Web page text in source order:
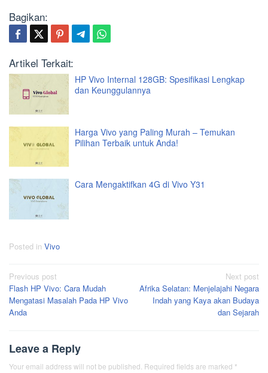
Bagikan:
Artikel Terkait:
HP Vivo Internal 128GB: Spesifikasi Lengkap
dan Keunggulannya
Harga Vivo yang Paling Murah – Temukan
Pilihan Terbaik untuk Anda!
Cara Mengaktifkan 4G di Vivo Y31
Posted in Vivo
Post
navigation
Previous post
Flash HP Vivo: Cara Mudah
Mengatasi Masalah Pada HP Vivo
Anda
Next post
Afrika Selatan: Menjelajahi Negara
Indah yang Kaya akan Budaya
dan Sejarah
Leave a Reply
Your email address will not be published. Required fields are marked *